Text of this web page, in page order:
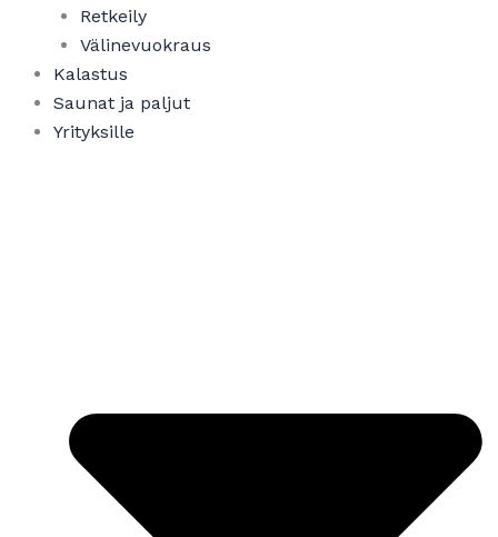
Retkeily
Välinevuokraus
Kalastus
Saunat ja paljut
Yrityksille